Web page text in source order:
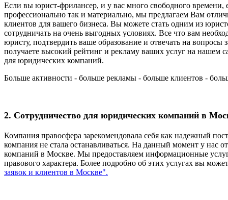
Если вы юрист-фрилансер, и у вас много свободного времени,
профессионально так и материально, мы предлагаем Вам
клиентов для вашего бизнеса. Вы можете стать одним из
сотрудничать на очень выгодных условиях. Все что вам
юристу, подтвердить ваше образование и отвечать на
получаете высокий рейтинг и рекламу ваших услуг на нашем
для юридических компаний.
Больше активности - больше рекламы - больше клиентов -
2. Сотрудничество для юридических компаний в
Компания правосфера зарекомендовала себя как надежный
компания не стала останавливаться. На данный момент у нас
компаний в Москве. Мы предоставляем информационные
правового характера. Более подробно об этих услугах вы
заявок и клиентов в Москве".